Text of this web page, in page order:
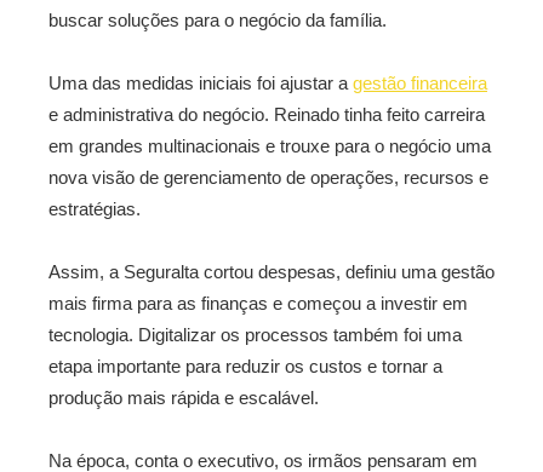
buscar soluções para o negócio da família.
Uma das medidas iniciais foi ajustar a gestão financeira
e administrativa do negócio. Reinado tinha feito carreira
em grandes multinacionais e trouxe para o negócio uma
nova visão de gerenciamento de operações, recursos e
estratégias.
Assim, a Seguralta cortou despesas, definiu uma gestão
mais firma para as finanças e começou a investir em
tecnologia. Digitalizar os processos também foi uma
etapa importante para reduzir os custos e tornar a
produção mais rápida e escalável.
Na época, conta o executivo, os irmãos pensaram em